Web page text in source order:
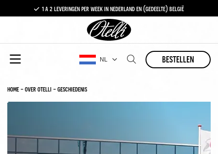
1 a 2 leveringen per week in nederland en (gedeelte) belgië
gratis levering vanaf €100,-
1 a 2 leveringen per week in nederland en (gedeelte) belgië
NL bestellen
home-over otelli -geschiedenis